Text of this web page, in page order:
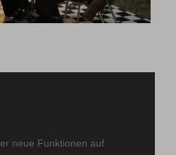
neue Funktionen auf